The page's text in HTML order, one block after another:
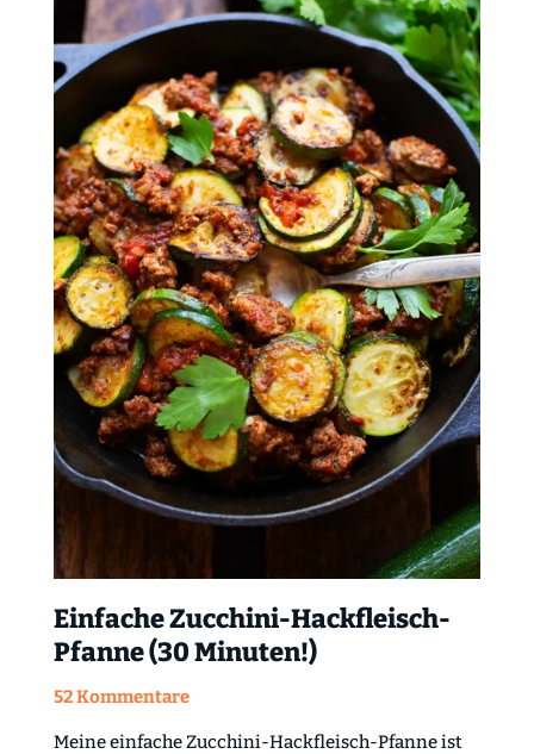
Einfache Zucchini-Hackfleisch-
Pfanne (30 Minuten!)
52 Kommentare
Meine einfache Zucchini-Hackfleisch-Pfanne ist